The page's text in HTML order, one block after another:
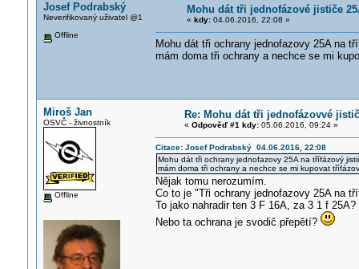
Josef Podrabský
Neverifikovaný uživatel @1
Offline
Mohu dát tři jednofázové jističe
« kdy:04.06.2016, 22:08 »
Mohu dát tři ochrany jednofazovy 25A na
mám doma tři ochrany a nechce se mi
Miroš Jan
OSVČ - živnostník
Offline
Re: Mohu dát tři jednofázovvé
« Odpověď #1 kdy:05.06.2016, 09:24 »
Citace: Josef Podrabský 04.06.2016, 22:08
Mohu dát tři ochrany jednofazovy 25A na třífázový
mám doma tři ochrany a nechce se mi kupovat
Nějak tomu nerozumím.
Co to je "Tři ochrany jednofazovy 25A na
To jako nahradir ten 3 F 16A, za 3 1 f 25A?
Nebo ta ochrana je svodič přepětí?